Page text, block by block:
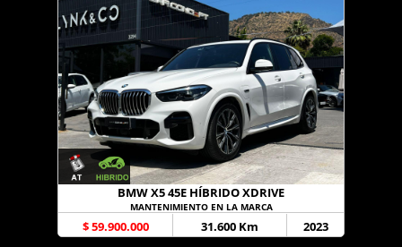
BMW X5 45E HÍBRIDO XDRIVE
MANTENIMIENTO EN LA MARCA
$ 59.900.000 31.600 Km 2023